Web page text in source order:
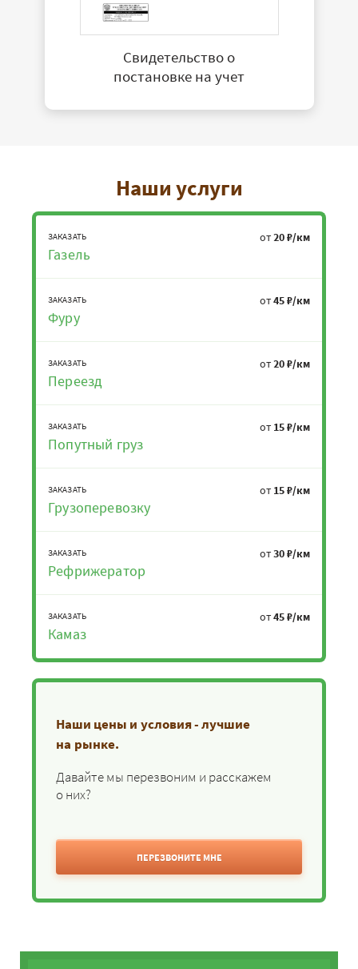
Свидетельство о
постановке на учет
Наши услуги
ЗАКАЗАТЬ
Газель
от20 ₽/км
ЗАКАЗАТЬ
Фуру
от45 ₽/км
ЗАКАЗАТЬ
Переезд
от20 ₽/км
ЗАКАЗАТЬ
Попутный груз
от 15 ₽/км
ЗАКАЗАТЬ
Грузоперевозку
от 15 ₽/км
ЗАКАЗАТЬ
Рефрижератор
от30 ₽/км
ЗАКАЗАТЬ
Камаз
от45 ₽/км
Наши цены и условия - лучшие
на рынке.
Давайте мы перезвоним и расскажем
о них?
ПЕРЕЗВОНИТЕ МНЕ